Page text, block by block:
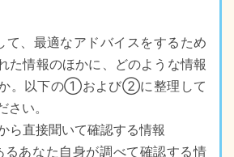
て、最適なアドバイスをするため
た情報のほかに、どのような情報
。以下の①および②に整理して
さい。
直接聞いて確認する情報
あなた自身が調べて確認する情